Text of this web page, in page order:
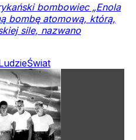
bombowiec „Enola
bombę atomową, którą,
sile, nazwano
Świat